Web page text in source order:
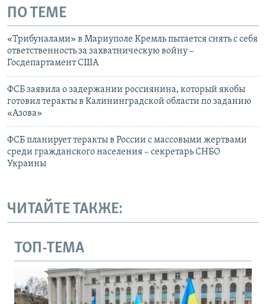
ПО ТЕМЕ
«Трибуналами» в Мариуполе Кремль пытается снять с себя
ответственность за захватническую войну –
Госдепартамент США
ФСБ заявила о задержании россиянина, который якобы
готовил теракты в Калининградской области по заданию
«Азова»
ФСБ планирует теракты в России с массовыми жертвами
среди гражданского населения – секретарь СНБО
Украины
ЧИТАЙТЕ ТАКЖЕ:
ТОП-ТЕМА